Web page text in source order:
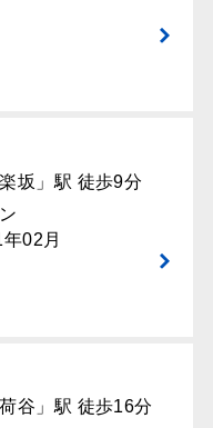
坂」駅 徒歩9分
02月
谷」駅 徒歩16分